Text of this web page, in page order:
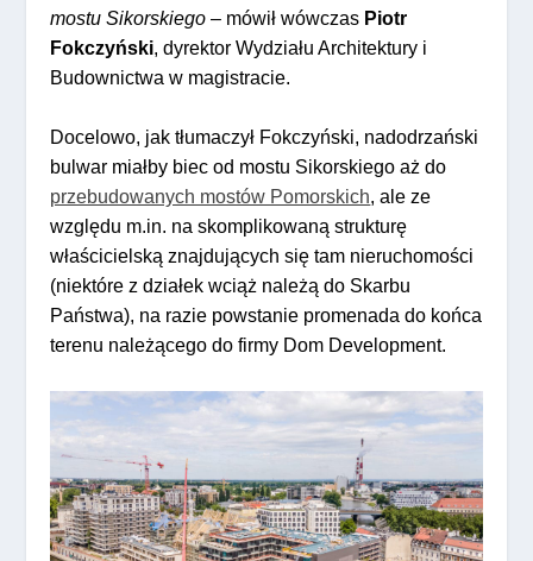
mostu Sikorskiego– mówił wówczas Piotr
Fokczyński, dyrektor Wydziału Architektury i
Budownictwa w magistracie.
Docelowo, jak tłumaczył Fokczyński, nadodrzański
bulwar miałby biec od mostu Sikorskiego aż do
przebudowanych mostów Pomorskich, ale ze
względu m.in. na skomplikowaną strukturę
właścicielską znajdujących się tam nieruchomości
(niektóre z działek wciąż należą do Skarbu
Państwa), na razie powstanie promenada do końca
terenu należącego do firmy Dom Development.